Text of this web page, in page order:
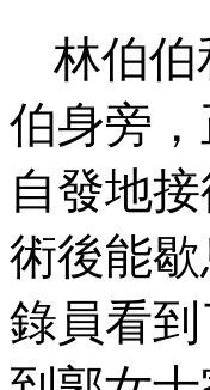
林伯
伯身旁
自發地
術後能
錄員看到